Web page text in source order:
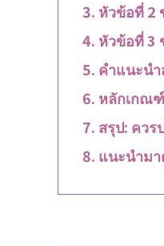
หัวข้อที่ 2
หัวข้อที่ 3
คำแนะน
หลักเกณ
สรุป: ควร
แนะนำมา